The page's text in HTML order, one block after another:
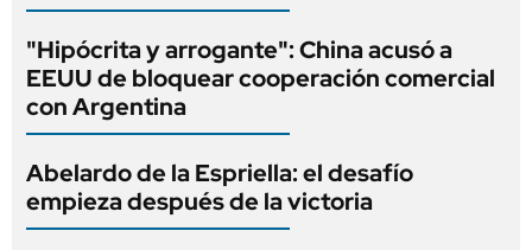
"Hipócrita y arrogante": China acusó a
EEUU de bloquear cooperación comercial
con Argentina
Abelardo de la Espriella: el desafío
empieza después de la victoria